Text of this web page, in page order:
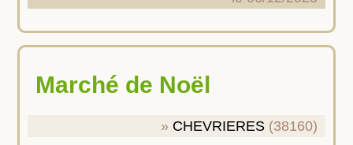
Marché de Noël
CHEVRIERES (38160)